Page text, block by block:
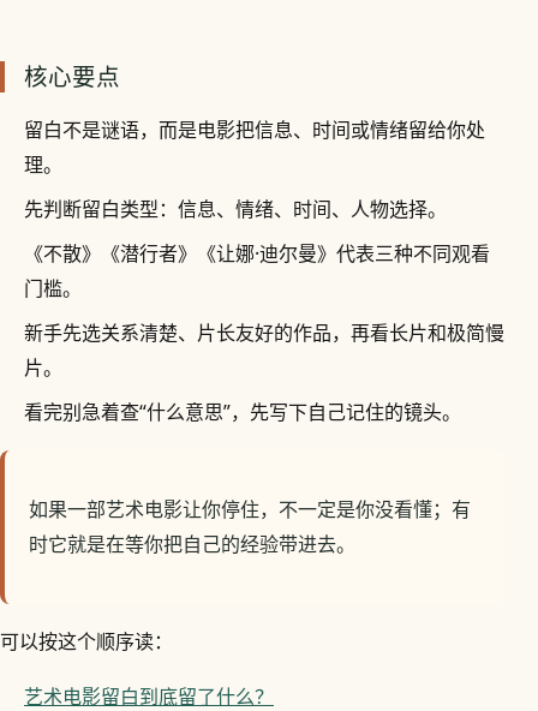
核心要点
留白不是谜语，而是电影把信息、时间或情绪留给你处
理。
先判断留白类型：信息、情绪、时间、人物选择。
《不散》《潜行者》《让娜·迪尔曼》代表三种不同观看
门槛。
新手先选关系清楚、片长友好的作品，再看长片和极简慢
片。
看完别急着查“什么意思”，先写下自己记住的镜头。
如果一部艺术电影让你停住，不一定是你没看懂；有
时它就是在等你把自己的经验带进去。
可以按这个顺序读：
艺术电影留白到底留了什么？